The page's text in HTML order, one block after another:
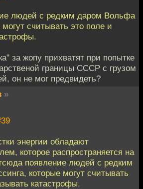
людей с редким даром Вольфа
считывать это поле и
за жопу прихватят при попытке
границы СССР с грузом
он не мог предвидеть?
»
энергии обладают
которое распространяется на
появление людей с редким
которые могут считывать
катастрофы.